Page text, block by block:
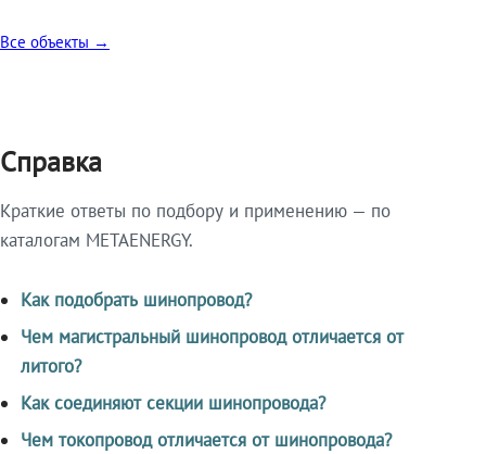
Все объекты →
Справка
Краткие ответы по подбору и применению — по
каталогам METAENERGY.
Как подобрать шинопровод?
Чем магистральный шинопровод отличается от
литого?
Как соединяют секции шинопровода?
Чем токопровод отличается от шинопровода?